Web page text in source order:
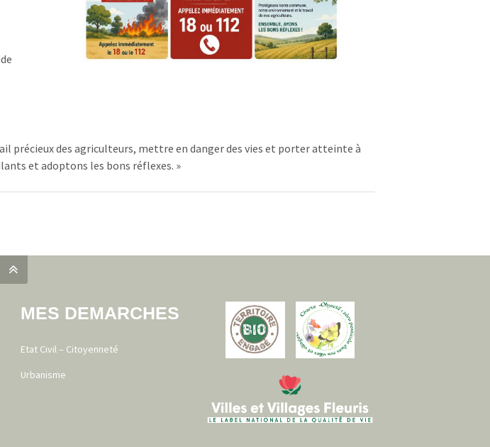
précieux des agriculteurs, mettre en danger des vies et porter atteinte à
et adoptons les bons réflexes. »
MES DEMARCHES
Etat Civil – Citoyenneté
Urbanisme